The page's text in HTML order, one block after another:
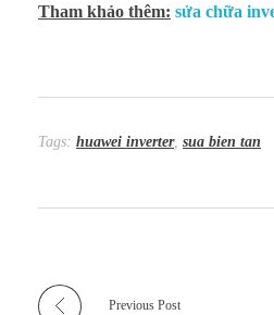
Tham khảo thêm: sửa chữa
Tags: huawei inverter, sua bien tan
Previous Post